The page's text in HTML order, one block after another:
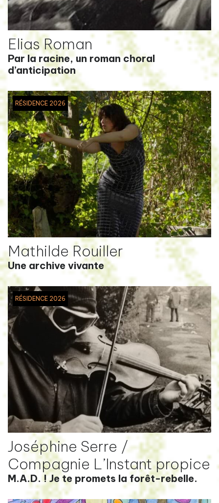
Elias Roman
Par la racine, un roman choral
d’anticipation
RÉSIDENCE 2026
Mathilde Rouiller
Une archive vivante
RÉSIDENCE 2026
Joséphine Serre /
Compagnie L’Instant propice
M.A.D. ! Je te promets la forêt-rebelle.